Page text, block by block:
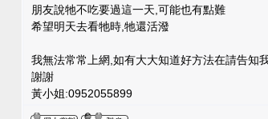
朋友說牠不吃要過這一天,可能也有點難
希望明天去看牠時,牠還活潑
我無法常常上網,如有大大知道好方法在請告知
謝謝
黃小姐:0952055899